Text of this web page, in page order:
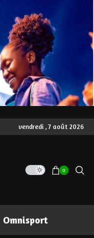
vendredi , 7 août 2026
0
Omnisport